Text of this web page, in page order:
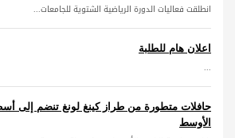
انطلقت فعاليات الدورة الرياضية الشتوية للجامعات...
اعلان هام للطلبة
...
حافلات متطورة من طراز كينغ لونغ تنضم إلى
الأوسط